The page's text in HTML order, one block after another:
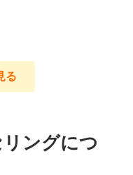
る
ングにつ